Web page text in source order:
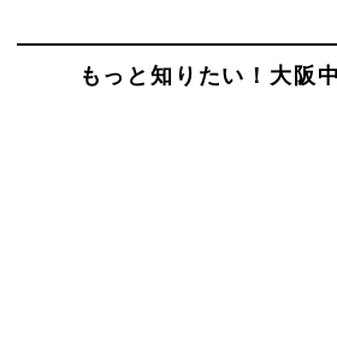
もっと知りたい！大阪